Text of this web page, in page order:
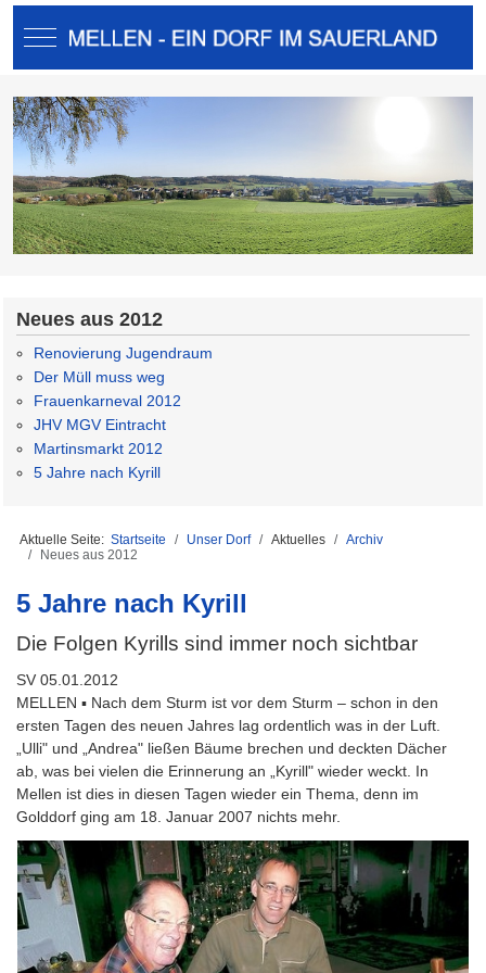
Mobile Menu Toggle
Neues aus 2012
Renovierung Jugendraum
Der Müll muss weg
Frauenkarneval 2012
JHV MGV Eintracht
Martinsmarkt 2012
5 Jahre nach Kyrill
Aktuelle Seite: Startseite Unser Dorf Aktuelles
Archiv
Neues aus 2012
5 Jahre nach Kyrill
Die Folgen Kyrills sind immer noch sichtbar
SV 05.01.2012
MELLEN ▪ Nach dem Sturm ist vor dem Sturm – schon in den
ersten Tagen des neuen Jahres lag ordentlich was in der Luft.
„Ulli" und „Andrea" ließen Bäume brechen und deckten Dächer
ab, was bei vielen die Erinnerung an „Kyrill" wieder weckt. In
Mellen ist dies in diesen Tagen wieder ein Thema, denn im
Golddorf ging am 18. Januar 2007 nichts mehr.